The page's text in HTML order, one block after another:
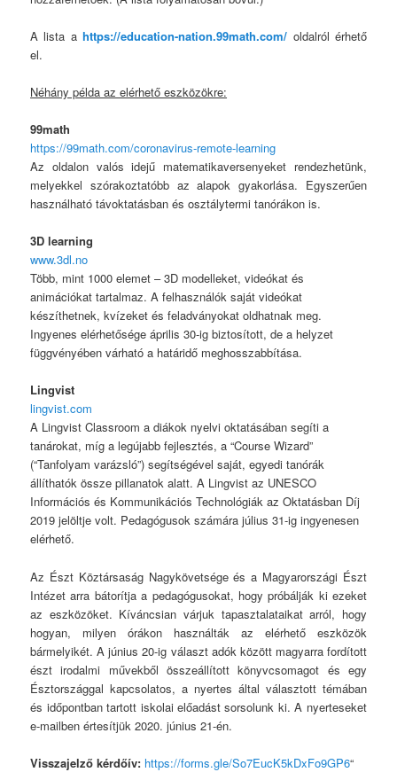
A lista ahttps://education-nation.99math.com/ oldalról érhető
el.
Néhány példa az elérhető eszközökre:
99math
https://99math.com/coronavirus-remote-learning
Az oldalon valós idejű matematikaversenyeket rendezhetünk,
melyekkel szórakoztatóbb az alapok gyakorlása. Egyszerűen
használható távoktatásban és osztálytermi tanórákon is.
3D learning
www.3dl.no
Több, mint 1000 elemet – 3D modelleket, videókat és
animációkat tartalmaz. A felhasználók saját videókat
készíthetnek, kvízeket és feladványokat oldhatnak meg.
Ingyenes elérhetősége április 30-ig biztosított, de a helyzet
függvényében várható a határidő meghosszabbítása.
Lingvist
lingvist.com
A Lingvist Classroom a diákok nyelvi oktatásában segíti a
tanárokat, míg a legújabb fejlesztés, a “Course Wizard”
(“Tanfolyam varázsló”) segítségével saját, egyedi tanórák
állíthatók össze pillanatok alatt. A Lingvist az UNESCO
Információs és Kommunikációs Technológiák az Oktatásban Díj
2019 jelöltje volt. Pedagógusok számára július 31-ig ingyenesen
elérhető.
Az Észt Köztársaság Nagykövetsége és a Magyarországi Észt
Intézet arra bátorítja a pedagógusokat, hogy próbálják ki ezeket
az eszközöket. Kíváncsian várjuk tapasztalataikat arról, hogy
hogyan, milyen órákon használták az elérhető eszközök
bármelyikét. A június 20-ig választ adók között magyarra fordított
észt irodalmi művekből összeállított könyvcsomagot és egy
Észtországgal kapcsolatos, a nyertes által választott témában
és időpontban tartott iskolai előadást sorsolunk ki. A nyerteseket
e-mailben értesítjük 2020. június 21-én.
Visszajelző kérdőív: https://forms.gle/So7EucK5kDxFo9GP6“